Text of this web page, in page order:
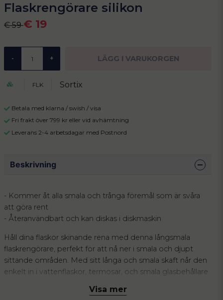
Flaskrengörare silikon
€ 59€ 19
- + LÄGG I VARUKORGEN
FLK Sortix
Betala med klarna / swish / visa
Fri frakt över 799 kr eller vid avhämtning
Leverans 2-4 arbetsdagar med Postnord
Beskrivning
- Kommer åt alla smala och trånga föremål som är svåra
att göra rent
- Återanvändbart och kan diskas i diskmaskin
Håll dina flaskor skinande rena med denna långsmala
flaskrengörare, perfekt för att nå ner i smala och djupt
sittande områden. Med sitt långa och smala skaft når den
enkelt in i vattenflaskor, termosar, och smala glasbehållare
borstdesignen är skonsam men effektiv, vilket gör den
Visa mer